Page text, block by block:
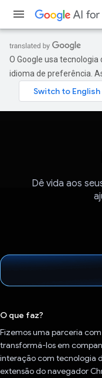
O Google usa
idioma de preferência.
Dê vida aos
O que faz?
Fizemos uma parceria
transformá-los em
interação com tecnologia
extensão do navegador